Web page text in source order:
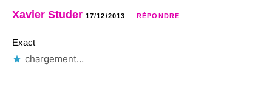
Xavier Studer 17/12/2013 RÉPONDRE
Exact
chargement…